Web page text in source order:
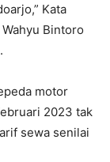
Kata
Bintoro
motor
2023 tak
sewa senilai